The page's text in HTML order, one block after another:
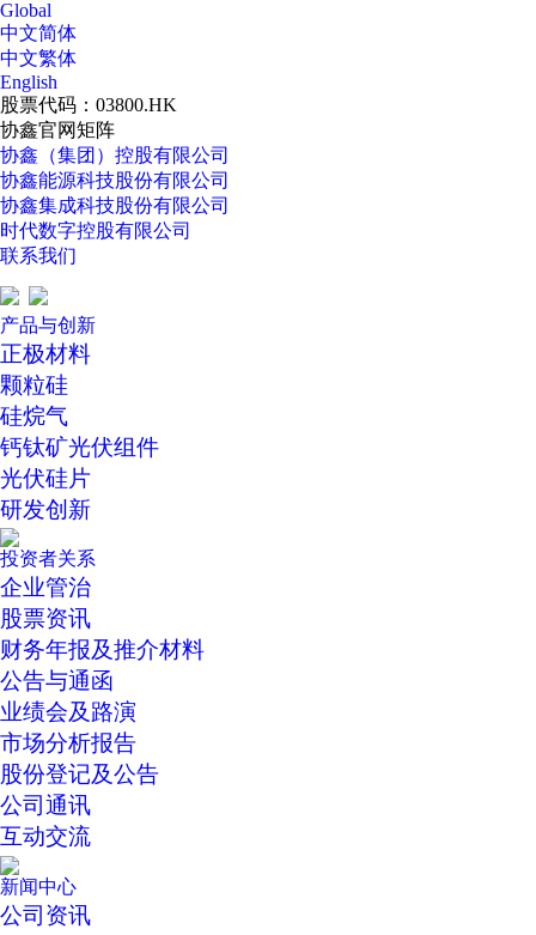
Global
中文简体
中文繁体
English
股票代码：03800.HK
协鑫官网矩阵
协鑫（集团）控股有限公司
协鑫能源科技股份有限公司
协鑫集成科技股份有限公司
时代数字控股有限公司
联系我们
产品与创新
正极材料
颗粒硅
硅烷气
钙钛矿光伏组件
光伏硅片
研发创新
投资者关系
企业管治
股票资讯
财务年报及推介材料
公告与通函
业绩会及路演
市场分析报告
股份登记及公告
公司通讯
互动交流
新闻中心
公司资讯